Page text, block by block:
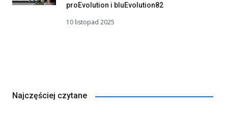
proEvolution i bluEvolution82
10 listopad 2025
Najczęściej czytane